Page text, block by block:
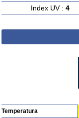
Index UV : 4
Temperatura